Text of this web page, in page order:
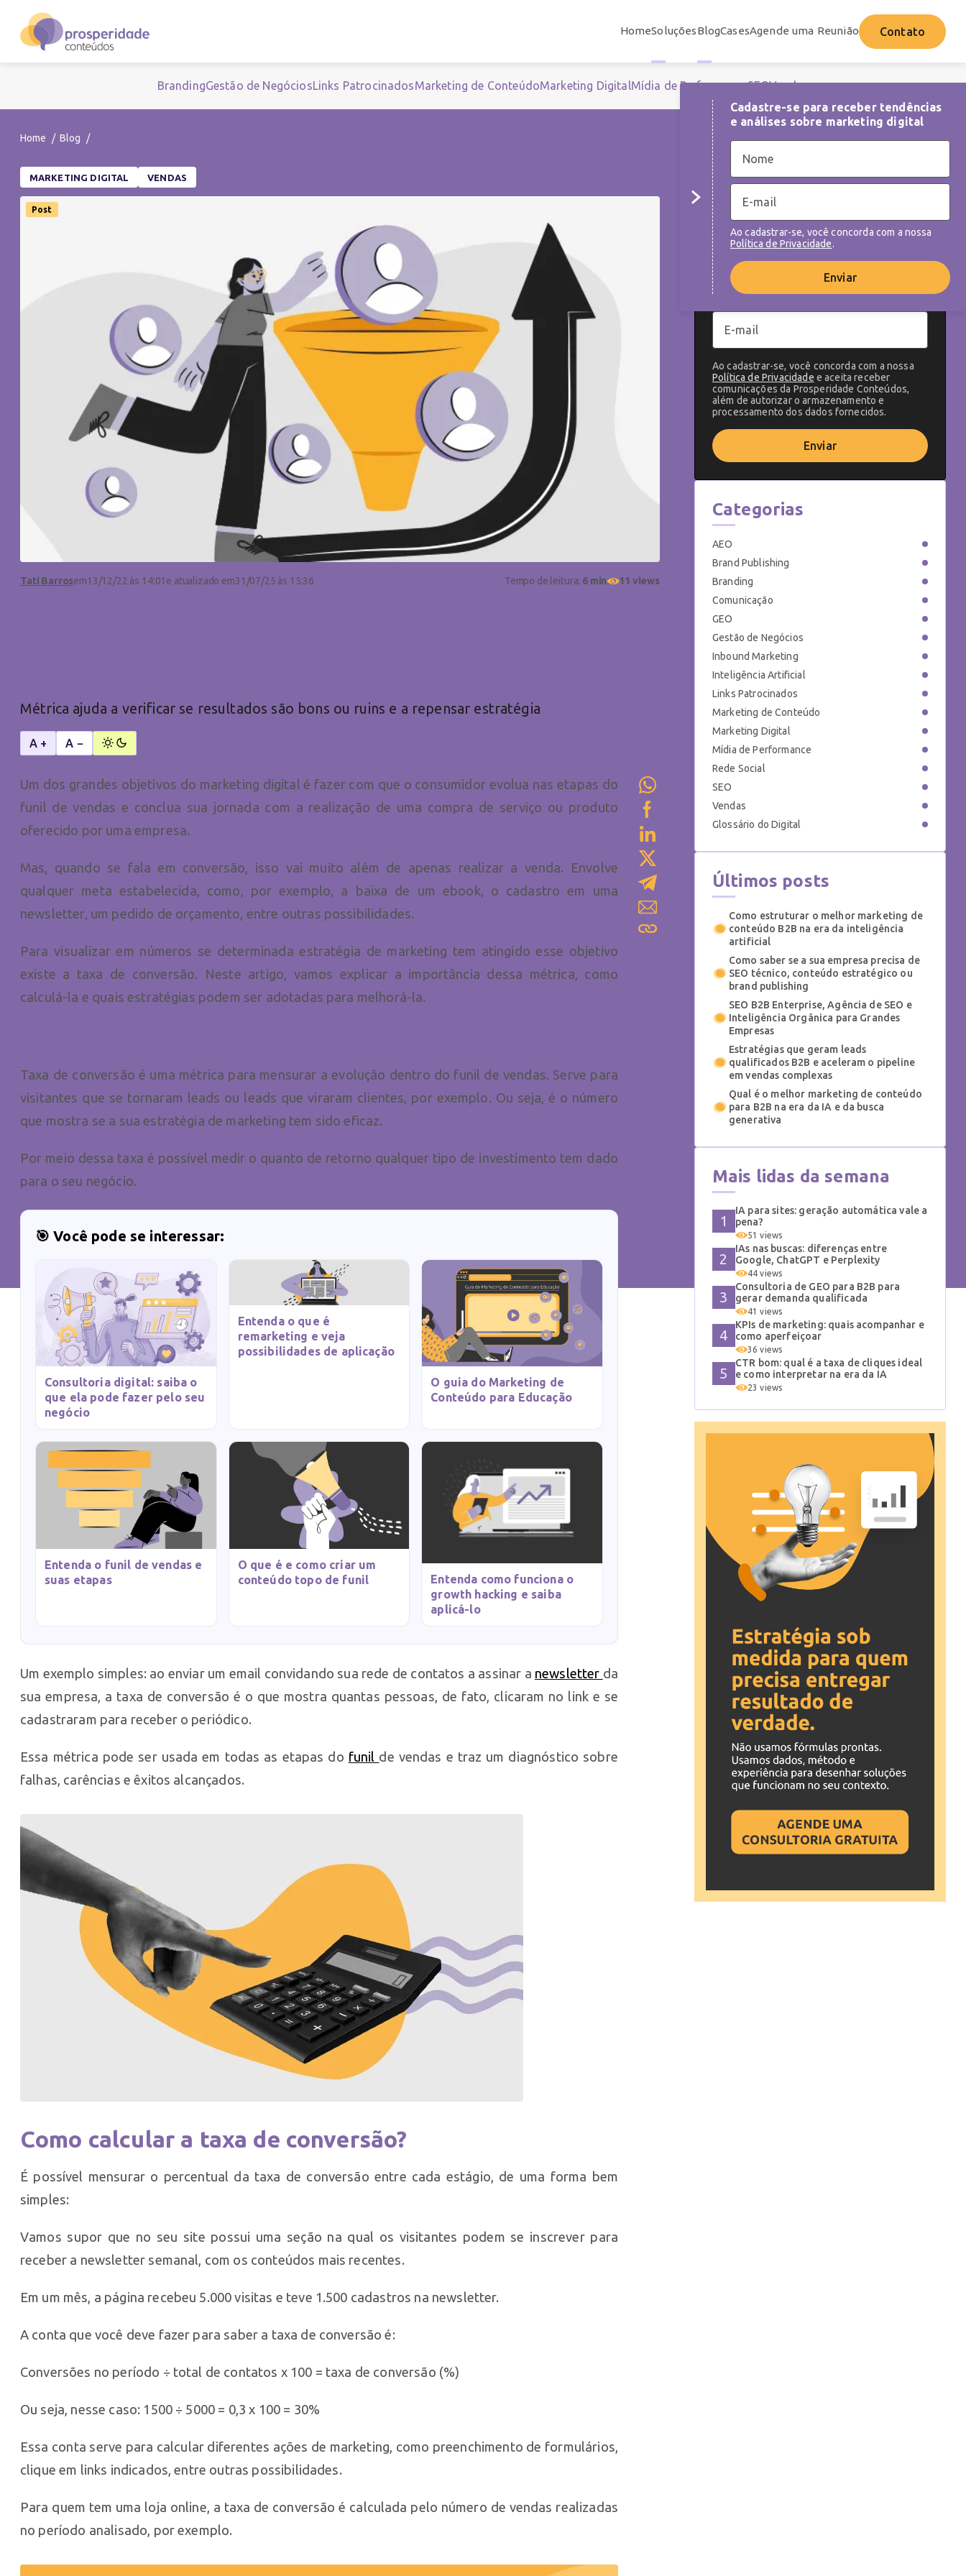
HomeSoluçõesBlogCasesAgende uma Reunião Contato
BrandingGestão de NegóciosLinks PatrocinadosMarketing de ConteúdoMarketing DigitalMídia de PerformanceSEOVendas
Cadastre-se para receber tendências
e análises sobre marketing digital
Ao cadastrar-se, você concorda com a nossa
Política de Privacidade.
Enviar
Home Blog
MARKETING DIGITAL VENDAS
Post
Tati Barrosem13/12/22 às 14:01 e atualizado em31/07/25 às 15:36 Tempo de leitura: 6 min 11 views
Métrica ajuda a verificar se resultados são bons ou ruins e a repensar estratégia
A + A −
Um dos grandes objetivos do marketing digital é fazer com que o consumidor evolua nas etapas do
funil de vendas e conclua sua jornada com a realização de uma compra de serviço ou produto
oferecido por uma empresa.
Mas, quando se fala em conversão, isso vai muito além de apenas realizar a venda. Envolve
qualquer meta estabelecida, como, por exemplo, a baixa de um ebook, o cadastro em uma
newsletter, um pedido de orçamento, entre outras possibilidades.
Para visualizar em números se determinada estratégia de marketing tem atingido esse objetivo
existe a taxa de conversão. Neste artigo, vamos explicar a importância dessa métrica, como
calculá-la e quais estratégias podem ser adotadas para melhorá-la.
Taxa de conversão é uma métrica para mensurar a evolução dentro do funil de vendas. Serve para
visitantes que se tornaram leads ou leads que viraram clientes, por exemplo. Ou seja, é o número
que mostra se a sua estratégia de marketing tem sido eficaz.
Por meio dessa taxa é possível medir o quanto de retorno qualquer tipo de investimento tem dado
para o seu negócio.
🎯 Você pode se interessar:
Consultoria digital: saiba o
que ela pode fazer pelo seu
negócio
Entenda o que é
remarketing e veja
possibilidades de aplicação
O guia do Marketing de
Conteúdo para Educação
Entenda o funil de vendas e
suas etapas
O que é e como criar um
conteúdo topo de funil
Entenda como funciona o
growth hacking e saiba
aplicá-lo
Um exemplo simples: ao enviar um email convidando sua rede de contatos a assinar a newsletter da
sua empresa, a taxa de conversão é o que mostra quantas pessoas, de fato, clicaram no link e se
cadastraram para receber o periódico.
Essa métrica pode ser usada em todas as etapas do funil de vendas e traz um diagnóstico sobre
falhas, carências e êxitos alcançados.
Como calcular a taxa de conversão?
É possível mensurar o percentual da taxa de conversão entre cada estágio, de uma forma bem
simples:
Vamos supor que no seu site possui uma seção na qual os visitantes podem se inscrever para
receber a newsletter semanal, com os conteúdos mais recentes.
Em um mês, a página recebeu 5.000 visitas e teve 1.500 cadastros na newsletter.
A conta que você deve fazer para saber a taxa de conversão é:
Conversões no período ÷ total de contatos x 100 = taxa de conversão (%)
Ou seja, nesse caso: 1500 ÷ 5000 = 0,3 x 100 = 30%
Essa conta serve para calcular diferentes ações de marketing, como preenchimento de formulários,
clique em links indicados, entre outras possibilidades.
Para quem tem uma loja online, a taxa de conversão é calculada pelo número de vendas realizadas
no período analisado, por exemplo.
NEWSLETTER
Cadastre-se para receber tendências e
análises sobre as melhores práticas de
marketing digital
Ao cadastrar-se, você concorda com a nossa
Política de Privacidade e aceita receber
comunicações da Prosperidade Conteúdos,
além de autorizar o armazenamento e
processamento dos dados fornecidos.
Enviar
Categorias
AEO
Brand Publishing
Branding
Comunicação
GEO
Gestão de Negócios
Inbound Marketing
Inteligência Artificial
Links Patrocinados
Marketing de Conteúdo
Marketing Digital
Mídia de Performance
Rede Social
SEO
Vendas
Glossário do Digital
Últimos posts
Como estruturar o melhor marketing de
conteúdo B2B na era da inteligência
artificial
Como saber se a sua empresa precisa de
SEO técnico, conteúdo estratégico ou
brand publishing
SEO B2B Enterprise, Agência de SEO e
Inteligência Orgânica para Grandes
Empresas
Estratégias que geram leads
qualificados B2B e aceleram o pipeline
em vendas complexas
Qual é o melhor marketing de conteúdo
para B2B na era da IA e da busca
generativa
Mais lidas da semana
IA para sites: geração automática vale a
pena?
51 views
IAs nas buscas: diferenças entre
Google, ChatGPT e Perplexity
44 views
Consultoria de GEO para B2B para
gerar demanda qualificada
41 views
KPIs de marketing: quais acompanhar e
como aperfeiçoar
36 views
CTR bom: qual é a taxa de cliques ideal
e como interpretar na era da IA
23 views